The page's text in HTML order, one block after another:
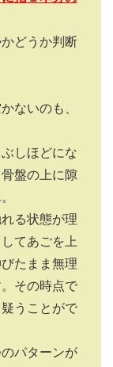
どうか判断
ないのも、
しほどにな
盤の上に隙
る状態が理
てあごを上
たまま無理
その時点で
うことがで
パターンが